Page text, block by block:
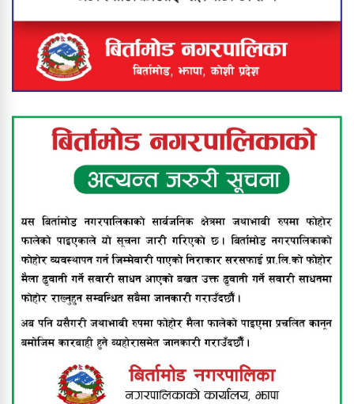
यस वर्षको ‘श्रीप्रसाद ओली स्मृति
राष्ट्रिय÷अन्तर्राष्ट्रिय प्रज्ञान पुरस्कार’ प्रा. डा.
सुरेशराज शर्मा र राष्ट्रिय आविष्कार केन्द्रलाई
श्रीमानले खुकुरी प्रहार गर्दा श्रीमती गम्भीर
घाइते
नेपालमै पहिलोपटक बिर्तामोडमा दुवै घुँडाको
सफल शल्यक्रिया, स्पाइनल एक्स
हस्पिटलको दुर्लभ उपलब्धि
बिर्तामोड नगरपालिकाद्वारा अपाङ्गता भएका
व्यक्तिहरूलाई सहायक सामग्री वितरण